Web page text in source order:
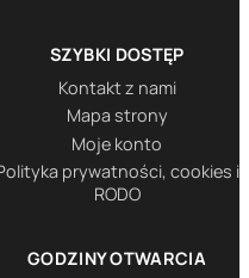
SZYBKI DOSTĘP
Kontakt z nami
Mapa strony
Moje konto
prywatności, cookies i
RODO
GODZINY OTWARCIA